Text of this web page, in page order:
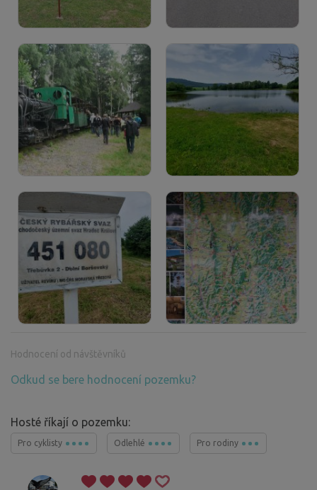
Hodnocení od návštěvníků
Odkud se bere hodnocení pozemku?
Hosté říkají o pozemku:
Pro cyklisty Odlehlé Pro rodiny